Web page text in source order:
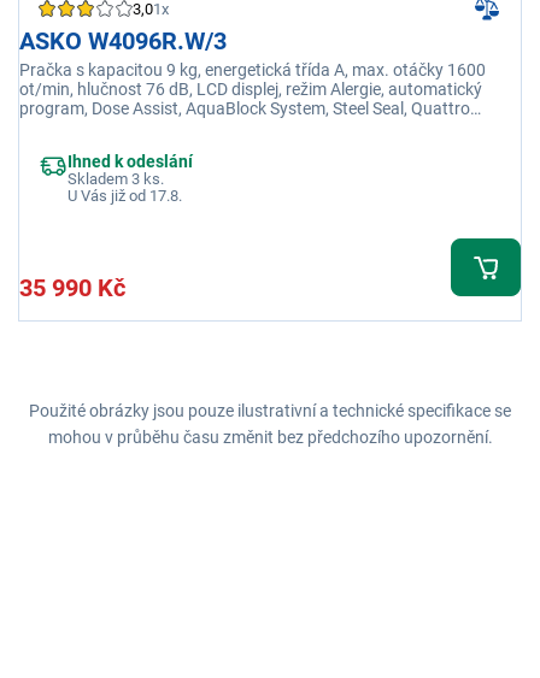
3,01x
ASKO W4096R.W/3
Pračka s kapacitou 9 kg, energetická třída A, max. otáčky 1600
ot/min, hlučnost 76 dB, LCD displej, režim Alergie, automatický
program, Dose Assist, AquaBlock System, Steel Seal, Quattro
Ihned k odeslání
Skladem 3 ks.
U Vás již od 17.8.
35 990 Kč
Použité obrázky jsou pouze ilustrativní a technické specifikace se
mohou v průběhu času změnit bez předchozího upozornění.